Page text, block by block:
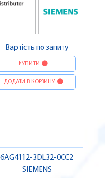
Вартість по запиту
КУПИТИ
ДОДАТИ В КОРЗИНУ
6AG4112-3DL32-0CC2
SIEMENS